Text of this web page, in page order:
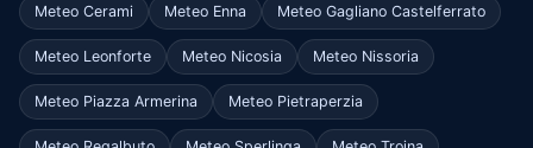
Meteo Cerami Meteo Enna Meteo Gagliano Castelferrato
Meteo Leonforte Meteo Nicosia Meteo Nissoria
Meteo Piazza Armerina Meteo Pietraperzia